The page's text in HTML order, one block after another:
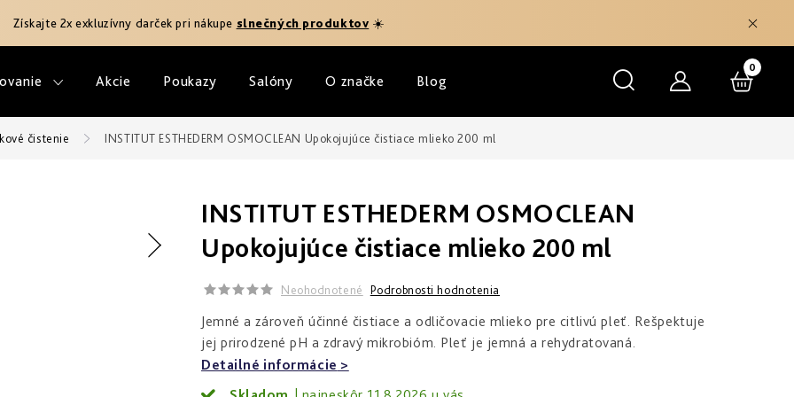
Získajte 2x exkluzívny darček pri nákupe slnečných produktov ☀️
Akcie Poukazy Salóny O značke Blog
čistenie INSTITUT ESTHEDERM OSMOCLEAN Upokojujúce čistiace mlieko 200 ml
INSTITUT ESTHEDERM OSMOCLEAN
Upokojujúce čistiace mlieko 200 ml
Neohodnotené Podrobnosti hodnotenia
Jemné a zároveň účinné čistiace a odličovacie mlieko pre citlivú pleť. Rešpektuje
jej prirodzené pH a zdravý mikrobióm. Pleť je jemná a rehydratovaná.
Detailné informácie